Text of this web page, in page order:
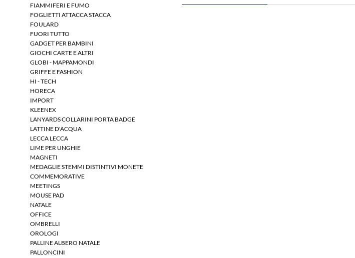
FIAMMIFERI E FUMO
FOGLIETTI ATTACCA STACCA
FOULARD
FUORI TUTTO
GADGET PER BAMBINI
GIOCHI CARTE E ALTRI
GLOBI - MAPPAMONDI
GRIFFE E FASHION
HI - TECH
HORECA
IMPORT
KLEENEX
LANYARDS COLLARINI PORTA BADGE
LATTINE D'ACQUA
LECCA LECCA
LIME PER UNGHIE
MAGNETI
MEDAGLIE STEMMI DISTINTIVI MONETE
COMMEMORATIVE
MEETINGS
MOUSE PAD
NATALE
OFFICE
OMBRELLI
OROLOGI
PALLINE ALBERO NATALE
PALLONCINI